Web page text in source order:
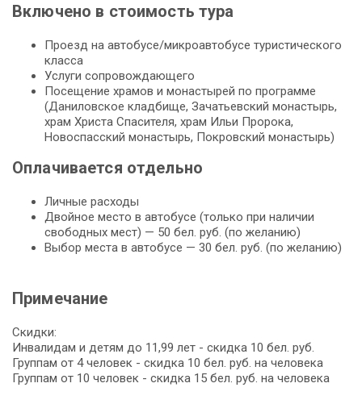
Включено в стоимость тура
Проезд на автобусе/микроавтобусе туристического
класса
Услуги сопровождающего
Посещение храмов и монастырей по программе
(Даниловское кладбище, Зачатьевский монастырь,
храм Христа Спасителя, храм Ильи Пророка,
Новоспасский монастырь, Покровский монастырь)
Оплачивается отдельно
Личные расходы
Двойное место в автобусе (только при наличии
свободных мест) — 50 бел. руб. (по желанию)
Выбор места в автобусе — 30 бел. руб. (по желанию)
Примечание
Скидки:
Инвалидам и детям до 11,99 лет - скидка 10 бел. руб.
Группам от 4 человек - скидка 10 бел. руб. на человека
Группам от 10 человек - скидка 15 бел. руб. на человека